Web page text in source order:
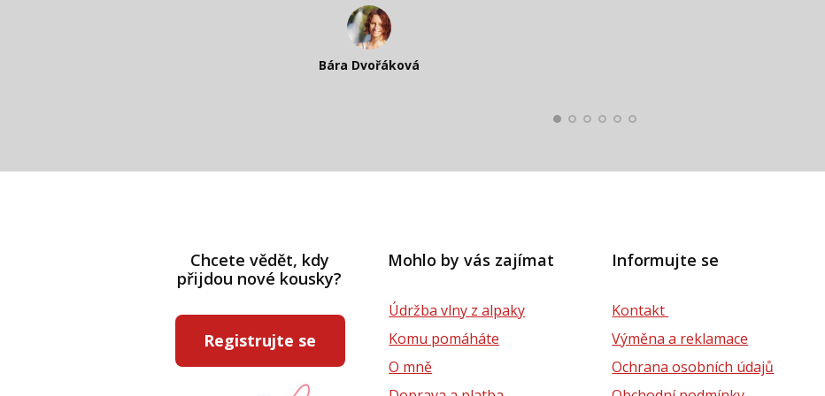
Bára Dvořáková
Kateřina Veleta Štěpánová
Katka Perháčová
Chcete vědět, kdy
přijdou nové kousky?
Registrujte se
Mohlo by vás zajímat
Údržba vlny z alpaky
Komu pomáháte
O mně
Informujte se
Kontakt
Výměna a reklamace
Ochrana osobních údajů